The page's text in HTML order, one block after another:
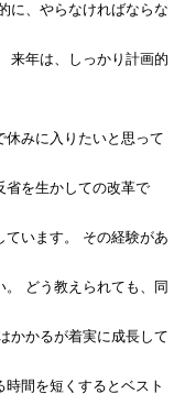
に、やらなければならな
来年は、しっかり計画的
みに入りたいと思って
省を生かしての改革で
ています。 その経験があ
どう教えられても、同
かかるが着実に成長して
間を短くするとベスト